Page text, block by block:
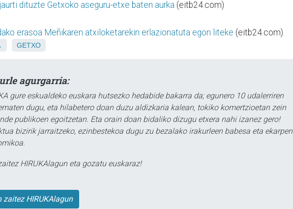
dituzte Getxoko aseguru-etxe baten aurka (eitb24.com)
erasoa Meñikaren atxiloketarekin erlazionatuta egon liteke (eitb24.com)
GETXO
agurgarria:
gure eskualdeko euskara hutsezko hedabide bakarra da; egunero 10 udalerriren
dugu, eta hilabetero doan duzu aldizkaria kalean, tokiko komertzioetan zein
publikoen egoitzetan. Eta orain doan bidaliko dizugu etxera nahi izanez gero!
bizirik jarraitzeko, ezinbestekoa dugu zu bezalako irakurleen babesa eta ekarpen
HIRUKAlagun eta gozatu euskaraz!
zaitez HIRUKAlagun